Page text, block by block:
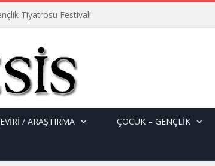
Tiyatrosu Festivali
/ ARAŞTIRMA ÇOCUK – GENÇLIK